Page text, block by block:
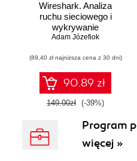
Wireshark. Analiza
ruchu sieciowego i
wykrywanie
włamań
Adam Józefiok
(89,40 zł najniższa cena z 30 dni)
90.89 zł
149.00zł (-39%)
Program
więcej »